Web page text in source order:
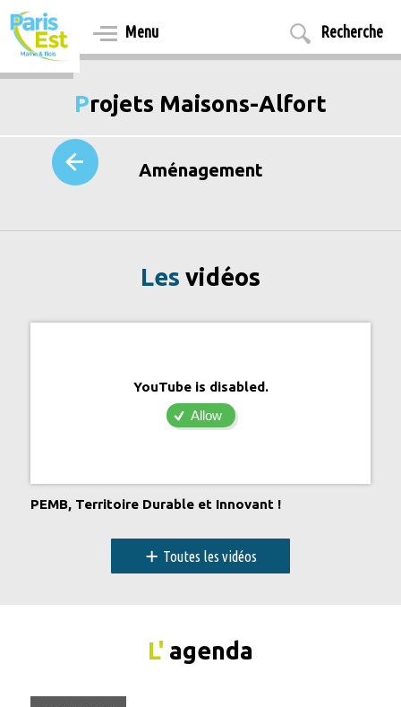
Aller
au
contenu
principal
Menu Recherche
Projets Maisons-Alfort
Aménagement
Les vidéos
YouTube is disabled.
Allow
PEMB, Territoire Durable et Innovant !
+ Toutes les vidéos
L' agenda